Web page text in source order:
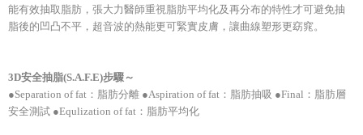
能有效抽取脂肪，張大力醫師重視脂肪平均化及再分布的特性才可避免抽
脂後的凹凸不平，超音波的熱能更可緊實皮膚，讓曲線塑形更窈窕。
3D安全抽脂(S.A.F.E)步驟～
●Separation of fat：脂肪分離 ●Aspiration of fat：脂肪抽吸 ●Final：脂肪層
安全測試 ●Equlization of fat：脂肪平均化